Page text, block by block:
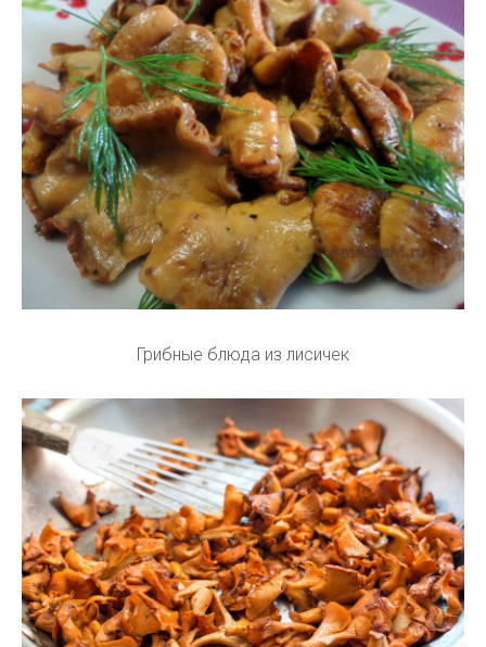
Грибные блюда из лисичек